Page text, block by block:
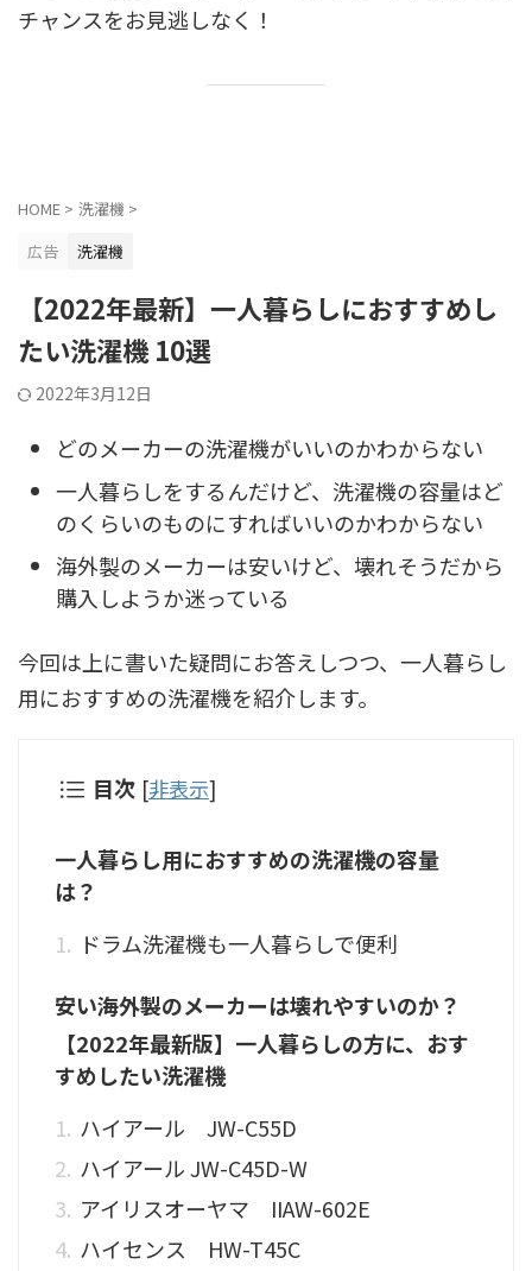
チャンスをお見逃しなく！
HOME > 洗濯機 >
広告
洗濯機
【2022年最新】一人暮らしにおすすめし
たい洗濯機 10選
2022年3月12日
どのメーカーの洗濯機がいいのかわからない
一人暮らしをするんだけど、洗濯機の容量はど
のくらいのものにすればいいのかわからない
海外製のメーカーは安いけど、壊れそうだから
購入しようか迷っている
今回は上に書いた疑問にお答えしつつ、一人暮らし
用におすすめの洗濯機を紹介します。
目次 [非表示]
一人暮らし用におすすめの洗濯機の容量
は？
ドラム洗濯機も一人暮らしで便利
安い海外製のメーカーは壊れやすいのか？
【2022年最新版】一人暮らしの方に、おす
すめしたい洗濯機
ハイアール JW-C55D
ハイアール JW-C45D-W
アイリスオーヤマ IIAW-602E
ハイセンス HW-T45C